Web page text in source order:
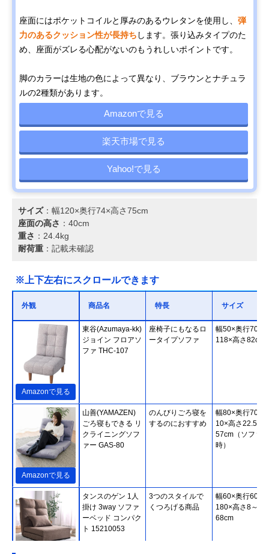
座面にはポケットコイルと厚みのあるウレタンを使用し、 弾
力のあるクッション性が長持ち します。張り込みタイプのた
め、座面がズレる心配がないのもうれしいポイントです。
脚のカラーは生地の色によって異なり、ブラウンとナチュラ
ルの2種類があります。
Amazonで見る
楽天市場で見る
Yahoo!で見る
サイズ：幅120×奥行74×高さ75cm
座面の高さ ：40cm
重さ ：24.4kg
耐荷重 ：記載未確認
※上下左右にスクロールできます
外観 商品名 特長 サイズ
Amazonで見る
東谷(Azumaya-kk)
ジョイン フロアソ
ファ THC-107
座椅子にもなるロ
ータイプソファ
幅50×奥行70～
118×高さ82cm
Amazonで見る
山善(YAMAZEN)
ごろ寝もできる リ
クライニングソフ
ァー GAS-80
のんびりごろ寝を
するのにおすすめ
幅80×奥行70～
10×高さ22.5～
57cm（ソファ
時）
タンスのゲン 1人
掛け 3way ソファ
ーベッド コンパク
ト 15210053
3つのスタイルで
くつろげる商品
幅60×奥行60～
180×高さ8～
68cm